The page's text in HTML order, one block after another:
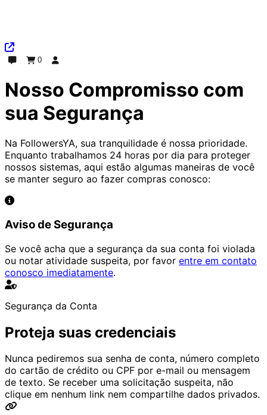
0
Nosso Compromisso com
sua Segurança
Na FollowersYA, sua tranquilidade é nossa prioridade.
Enquanto trabalhamos 24 horas por dia para proteger
nossos sistemas, aqui estão algumas maneiras de você
se manter seguro ao fazer compras conosco:
Aviso de Segurança
Se você acha que a segurança da sua conta foi violada
ou notar atividade suspeita, por favor entre em contato
conosco imediatamente.
Segurança da Conta
Proteja suas credenciais
Nunca pediremos sua senha de conta, número completo
do cartão de crédito ou CPF por e-mail ou mensagem
de texto. Se receber uma solicitação suspeita, não
clique em nenhum link nem compartilhe dados privados.